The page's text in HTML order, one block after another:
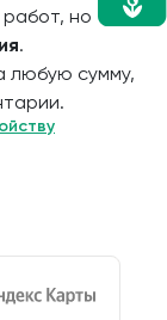
но
.
любую сумму,